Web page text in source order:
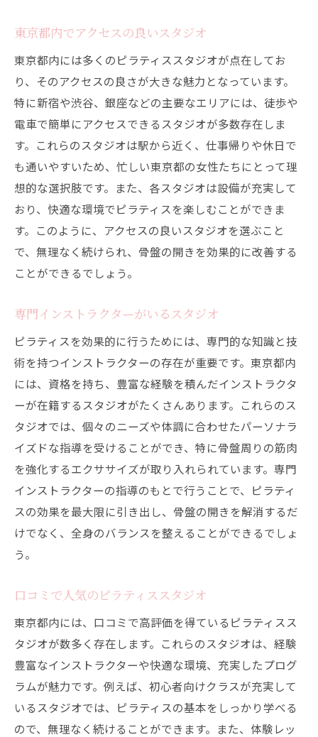
東京都内でアクセスの良いスタジオ
東京都内には多くのピラティススタジオが点在してお
り、そのアクセスの良さが大きな魅力となっています。
特に新宿や渋谷、銀座などの主要なエリアには、徒歩や
電車で簡単にアクセスできるスタジオが多数存在しま
す。これらのスタジオは駅から近く、仕事帰りや休日で
も通いやすいため、忙しい東京都の女性たちにとって理
想的な選択肢です。また、各スタジオは設備が充実して
おり、快適な環境でピラティスを楽しむことができま
す。このように、アクセスの良いスタジオを選ぶこと
で、無理なく続けられ、骨盤の開きを効果的に改善する
ことができるでしょう。
専門インストラクターがいるスタジオ
ピラティスを効果的に行うためには、専門的な知識と技
術を持つインストラクターの存在が重要です。東京都内
には、資格を持ち、豊富な経験を積んだインストラクタ
ーが在籍するスタジオがたくさんあります。これらのス
タジオでは、個々のニーズや体調に合わせたパーソナラ
イズドな指導を受けることができ、特に骨盤周りの筋肉
を強化するエクササイズが取り入れられています。専門
インストラクターの指導のもとで行うことで、ピラティ
スの効果を最大限に引き出し、骨盤の開きを解消するだ
けでなく、全身のバランスを整えることができるでしょ
う。
口コミで人気のピラティススタジオ
東京都内には、口コミで高評価を得ているピラティスス
タジオが数多く存在します。これらのスタジオは、経験
豊富なインストラクターや快適な環境、充実したプログ
ラムが魅力です。例えば、初心者向けクラスが充実して
いるスタジオでは、ピラティスの基本をしっかり学べる
ので、無理なく続けることができます。また、体験レッ